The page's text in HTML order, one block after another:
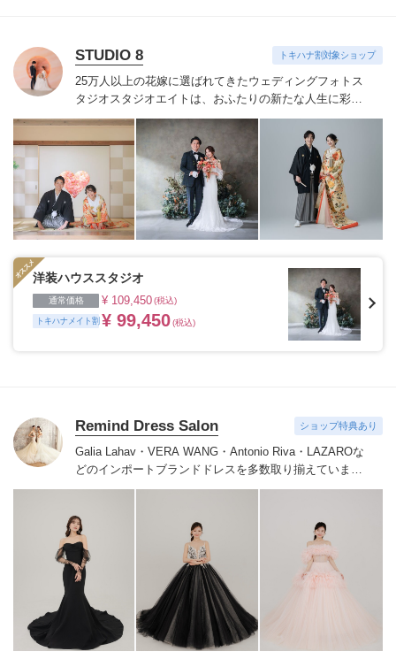
STUDIO 8 トキハナ割対象ショップ
25万人以上の花嫁に選ばれてきたウェディングフォトス
タジオ スタジオエイトは、おふたりの新たな人生に彩り
を添える“最高のウェディングフォト”のお手伝いをさせ
ていただきます。
1枚の写真のチカラを信じて
洋装ハウススタジオ
通常価格 ¥ 109,450(税込)
トキハナメイト割 ¥ 99,450(税込)
Remind Dress Salon ショップ特典あり
Galia Lahav・VERA WANG・Antonio Riva・LAZAROな
どのインポートブランドドレスを多数取り揃えていま
す。挙式・披露宴・前撮り・二次会などのお貸出しも可
レスをレンタルしていただいたお客様にはヘッドアクセ
サリー・イヤリング・ピアス・シューズ・ベールが無料
で付きます。